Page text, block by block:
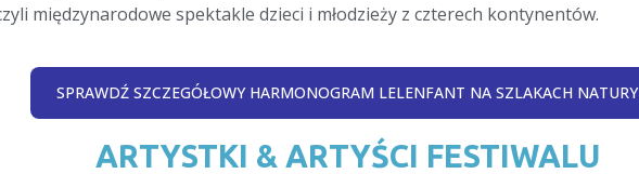
międzynarodowe spektakle dzieci i młodzieży z czterech kontynentów.
SPRAWDŹ SZCZEGÓŁOWY HARMONOGRAM LELENFANT NA SZLAKACH NATURY
ARTYSTKI & ARTYŚCI FESTIWALU